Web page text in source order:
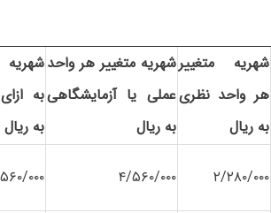
شهریه متغییر
هر واحد نظری
به ریال
شهریه متغییر هر واحد
عملی یا آزمایشگاهی
به ریال
شهریه
به
به ریال
۲/۲۸۰/۰۰۰ ۴/۵۶۰/۰۰۰ ۴/۵۶۰/